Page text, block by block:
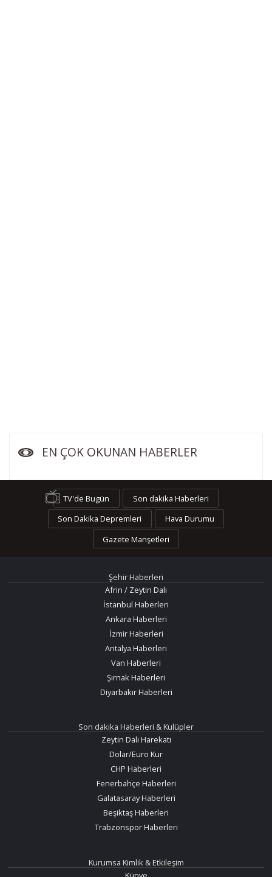
EN ÇOK OKUNAN HABERLER
TV'de Bugün
Son dakika Haberleri
Son Dakika Depremleri
Hava Durumu
Gazete Manşetleri
Şehir Haberleri
Afrin / Zeytin Dalı
İstanbul Haberleri
Ankara Haberleri
İzmir Haberleri
Antalya Haberleri
Van Haberleri
Şırnak Haberleri
Diyarbakır Haberleri
Son dakika Haberleri & Kulüpler
Zeytin Dalı Harekatı
Dolar/Euro Kur
CHP Haberleri
Fenerbahçe Haberleri
Galatasaray Haberleri
Beşiktaş Haberleri
Trabzonspor Haberleri
Kurumsa Kimlik & Etkileşim